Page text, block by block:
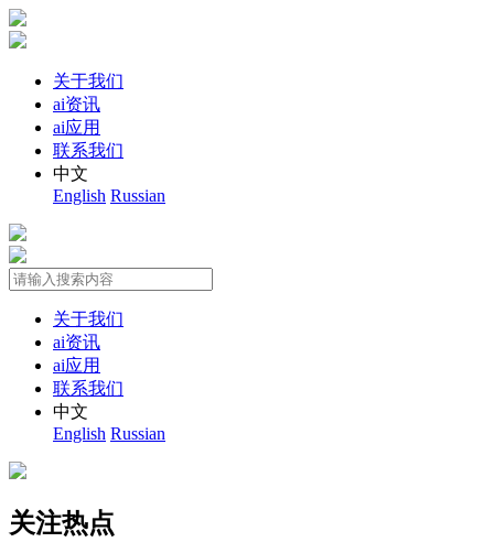
关于我们
ai资讯
ai应用
联系我们
中文
English Russian
关于我们
ai资讯
ai应用
联系我们
中文
English Russian
关注热点